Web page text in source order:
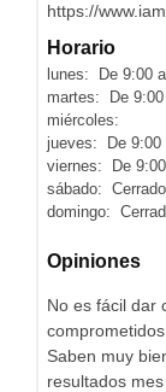
https://
Horario
lunes: De 9:00
martes: De
miércoles:
jueves: De 9:00
viernes: De
sábado: Cerrado
domingo:
Opiniones
No es fácil dar
Saben muy
resultados